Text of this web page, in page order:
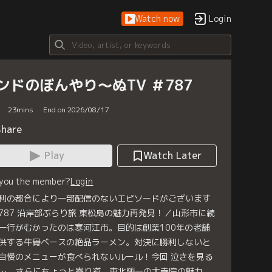
Watch now Login
ドのぼんやり～ぬTV ＃787
23mins End on 2026/08/17
Play
Watch Later
the member?Login
の都合により一部配信のないエピソードがございます
沿岸部ぶらり旅 東松島の魅力再発見！／山形市に続
行がむかったのは寒河江市。目的は創業100年の老舗
する牛骨ベースの絶品ラーメン。対決に勝利しないと
慢のメニューが食べられないルール！今回 泣きを見る